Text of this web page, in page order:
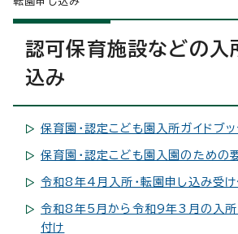
認可保育施設などの入
込み
保育園・認定こども園入所ガイドブッ
保育園・認定こども園入園のための
令和8年4月入所・転園申し込み受け
令和8年5月から令和9年3月の入所
付け